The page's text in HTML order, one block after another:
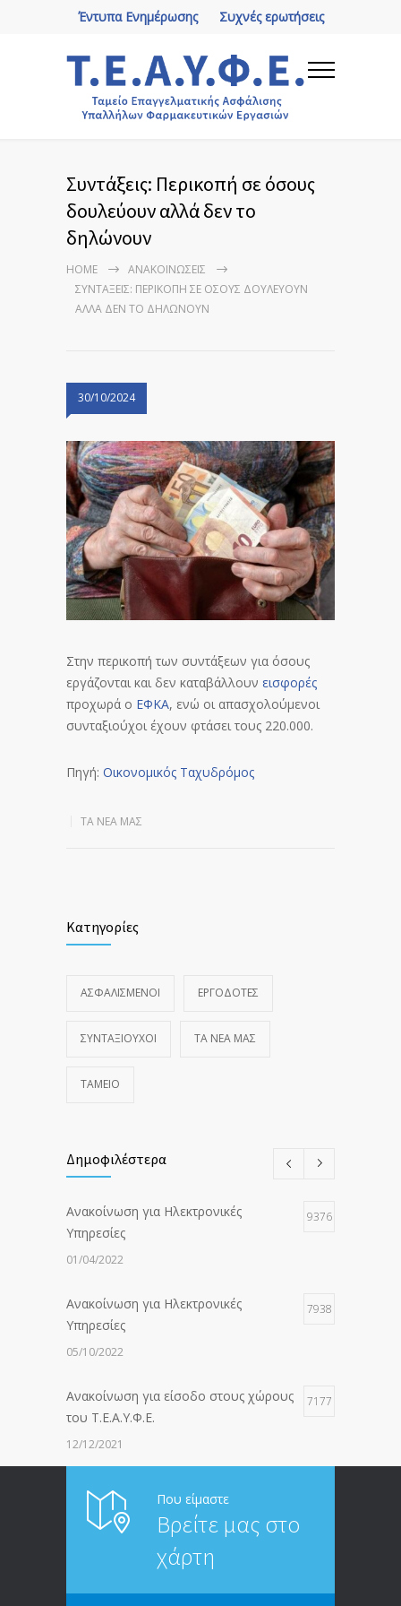
Συχνές ερωτήσεις
Έντυπα Ενημέρωσης
Συντάξεις: Περικοπή σε όσους
δουλεύουν αλλά δεν το
δηλώνουν
HOME
ΑΝΑΚΟΙΝΏΣΕΙΣ
ΣΥΝΤΆΞΕΙΣ: ΠΕΡΙΚΟΠΉ ΣΕ ΌΣΟΥΣ ΔΟΥΛΕΎΟΥΝ
ΑΛΛΆ ΔΕΝ ΤΟ ΔΗΛΏΝΟΥΝ
30/10/2024
Στην περικοπή των συντάξεων για όσους
εργάζονται και δεν καταβάλλουν εισφορές
προχωρά ο ΕΦΚΑ, ενώ οι απασχολούμενοι
συνταξιούχοι έχουν φτάσει τους 220.000.
Πηγή: Οικονομικός Ταχυδρόμος
ΤΑ ΝΈΑ ΜΑΣ
Κατηγορίες
ΑΣΦΑΛΙΣΜΕΝΟΙ ΕΡΓΟΔΟΤΕΣ
ΣΥΝΤΑΞΙΟΥΧΟΙ ΤΑ ΝΈΑ ΜΑΣ
ΤΑΜΕΙΟ
Δημοφιλέστερα
Ανακοίνωση για Ηλεκτρονικές
Υπηρεσίες
9376
01/04/2022
Ανακοίνωση για Ηλεκτρονικές
Υπηρεσίες
7938
05/10/2022
Ανακοίνωση για είσοδο στους χώρους
του Τ.Ε.Α.Υ.Φ.Ε.
7177
12/12/2021
ΑΝΑΚΟΙΝΩΣΗ ΠΡΟΣ ΣΥΝΤΑΞΙΟΥΧΟΥΣ
20/12/2019
Που είμαστε
Βρείτε μας στο
χάρτη